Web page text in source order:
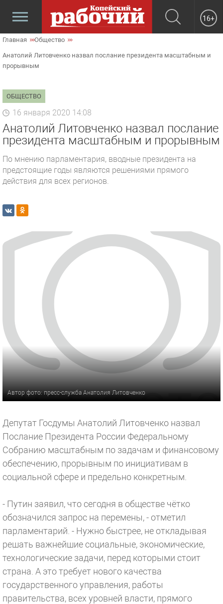
16+
Главная Общество
Анатолий Литовченко назвал послание президента масштабным и
прорывным
ОБЩЕСТВО
16 января 2020 14:08
Анатолий Литовченко назвал послание
президента масштабным и прорывным
По мнению парламентария, вводные президента на
предстоящие годы являются решениями прямого
действия для всех регионов.
Автор фото: пресс-служба Анатолия Литовченко
Депутат Госдумы Анатолий Литовченко назвал
Послание Президента России Федеральному
Собранию масштабным по задачам и финансовому
обеспечению, прорывным по инициативам в
социальной сфере и предельно конкретным.
- Путин заявил, что сегодня в обществе чётко
обозначился запрос на перемены, - отметил
парламентарий. - Нужно быстрее, не откладывая
решать важнейшие социальные, экономические,
технологические задачи, перед которыми стоит
страна. А это требует нового качества
государственного управления, работы
правительства, всех уровней власти, прямого